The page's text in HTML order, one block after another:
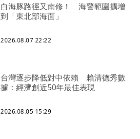
白海豚路徑又南修！ 海警範圍擴增
到「東北部海面」
2026.08.07 22:22
台灣逐步降低對中依賴 賴清德秀數
據：經濟創近50年最佳表現
2026.08.05 15:29